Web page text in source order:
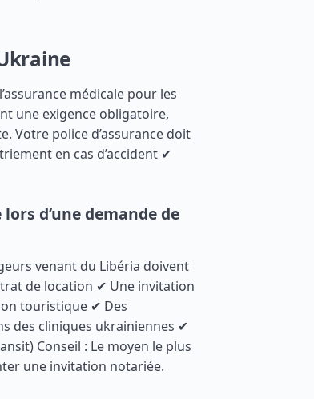
médicale pour les
une exigence obligatoire,
Votre police d’assurance doit
en cas d’accident ✔
d’une demande de
venant du Libéria doivent
de location ✔ Une invitation
touristique ✔ Des
des cliniques ukrainiennes ✔
Conseil : Le moyen le plus
une invitation notariée.